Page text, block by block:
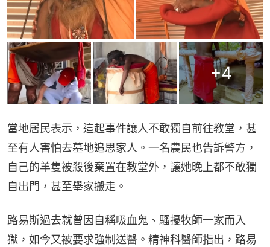
+4
當地居民表示，這起事件讓人不敢獨自前往教堂，甚
至有人害怕去墓地追思家人。一名農民也告訴警方，
自己的羊隻被殺後棄置在教堂外，讓她晚上都不敢獨
自出門，甚至舉家搬走。
路易斯過去就曾因自稱吸血鬼、騷擾牧師一家而入
獄，如今又被要求強制送醫。精神科醫師指出，路易